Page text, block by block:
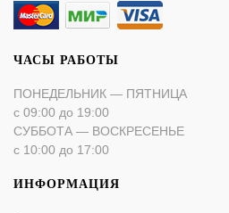
ЧАСЫ РАБОТЫ
ПОНЕДЕЛЬНИК — ПЯТНИЦА
с 09:00 до 19:00
СУББОТА — ВОСКРЕСЕНЬЕ
с 10:00 до 17:00
ИНФОРМАЦИЯ